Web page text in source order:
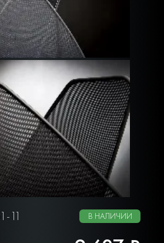
11 В НАЛИЧИИ